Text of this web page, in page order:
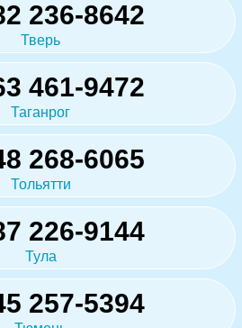
236-8642
Тверь
461-9472
Таганрог
268-6065
Тольятти
226-9144
Тула
257-5394